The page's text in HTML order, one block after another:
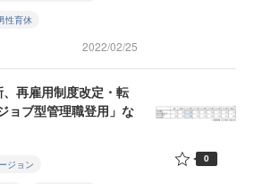
性育休
2022/02/25
再雇用制度改定・転
ョブ型管理職登用」な
ジョン 0